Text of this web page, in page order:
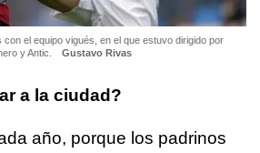
el equipo vigués, en el que estuvo dirigido por
y Antic.
Gustavo Rivas
a la ciudad?
año, porque los padrinos